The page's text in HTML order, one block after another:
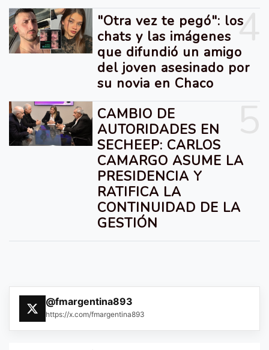
4
"Otra vez te pegó": los
chats y las imágenes
que difundió un amigo
del joven asesinado por
su novia en Chaco
CAMBIO DE
AUTORIDADES EN
SECHEEP: CARLOS
CAMARGO ASUME LA
PRESIDENCIA Y
RATIFICA LA
CONTINUIDAD DE LA
GESTIÓN
@fmargentina893
https://x.com/fmargentina893